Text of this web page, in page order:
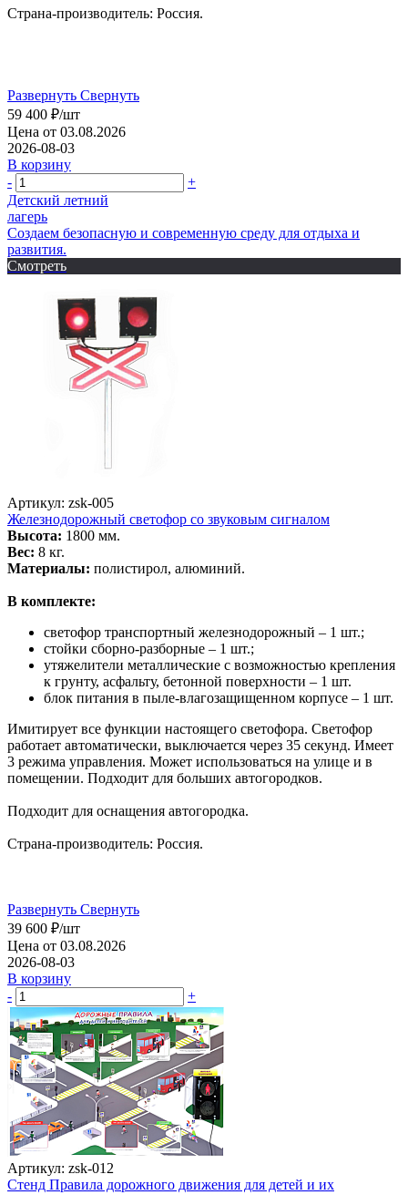
Страна-производитель: Россия.
Развернуть Свернуть
59 400 ₽/шт
Цена от 03.08.2026
2026-08-03
В корзину
-
+
Детский летний
лагерь
Создаем безопасную и современную среду для отдыха и
развития.
Смотреть
Артикул: zsk-005
Железнодорожный светофор со звуковым сигналом
Высота: 1800 мм.
Вес: 8 кг.
Материалы: полистирол, алюминий.
В комплекте:
светофор транспортный железнодорожный – 1 шт.;
стойки сборно-разборные – 1 шт.;
утяжелители металлические с возможностью крепления
к грунту, асфальту, бетонной поверхности – 1 шт.
блок питания в пыле-влагозащищенном корпусе – 1 шт.
Имитирует все функции настоящего светофора. Светофор
работает автоматически, выключается через 35 секунд. Имеет
3 режима управления. Может использоваться на улице и в
помещении. Подходит для больших автогородков.
Подходит для оснащения автогородка.
Страна-производитель: Россия.
Развернуть Свернуть
39 600 ₽/шт
Цена от 03.08.2026
2026-08-03
В корзину
-
+
Артикул: zsk-012
Стенд Правила дорожного движения для детей и их